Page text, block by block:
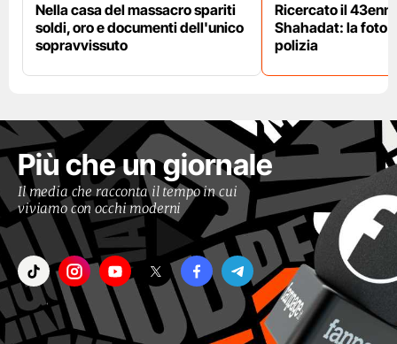
Nella casa del massacro spariti
soldi, oro e documenti dell'unico
sopravvissuto
Ricercato il
Shahadat: la foto
polizia
Più che un giornale
Il media che racconta il tempo in cui
viviamo con occhi moderni